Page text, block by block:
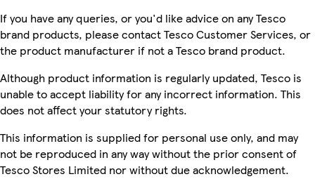
If you have any queries, or you'd like advice on any Tesco
brand products, please contact Tesco Customer Services, or
the product manufacturer if not a Tesco brand product.
Although product information is regularly updated, Tesco is
unable to accept liability for any incorrect information. This
does not affect your statutory rights.
This information is supplied for personal use only, and may
not be reproduced in any way without the prior consent of
Tesco Stores Limited nor without due acknowledgement.